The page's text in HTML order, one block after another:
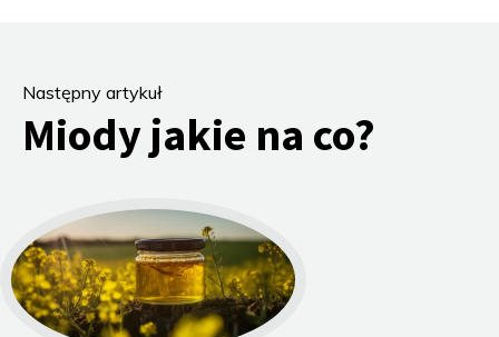
Następny artykuł
Miody jakie na co?